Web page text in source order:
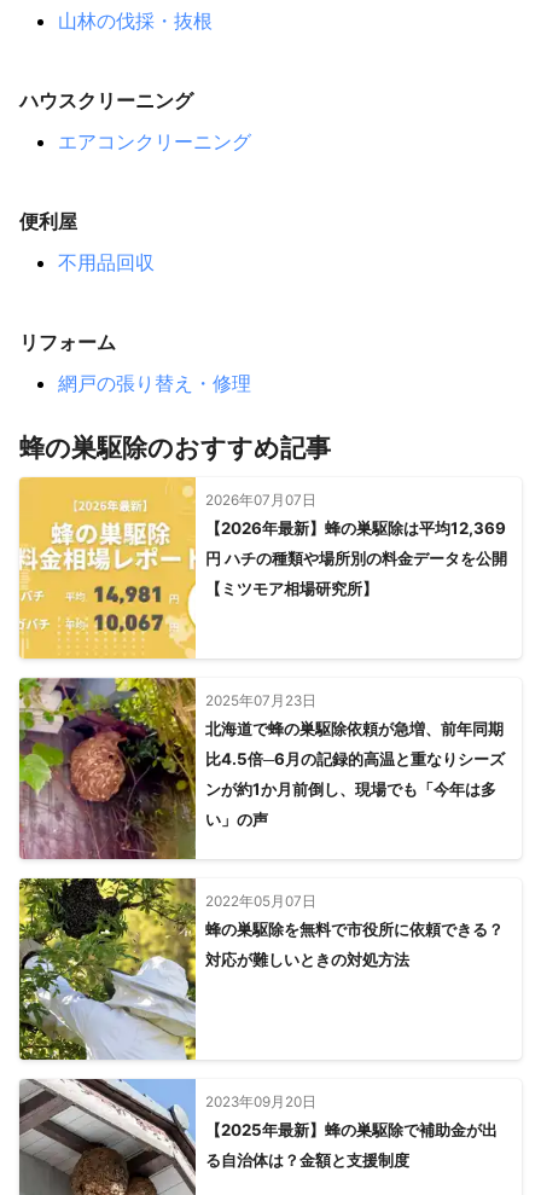
山林の伐採・抜根
ハウスクリーニング
エアコンクリーニング
便利屋
不用品回収
リフォーム
網戸の張り替え・修理
蜂の巣駆除のおすすめ記事
2026年07月07日
【2026年最新】蜂の巣駆除は平均12,369
円 ハチの種類や場所別の料金データを公開
【ミツモア相場研究所】
2025年07月23日
北海道で蜂の巣駆除依頼が急増、前年同期
比4.5倍─6月の記録的高温と重なりシーズ
ンが約1か月前倒し、現場でも「今年は多
い」の声
2022年05月07日
蜂の巣駆除を無料で市役所に依頼できる？
対応が難しいときの対処方法
2023年09月20日
【2025年最新】蜂の巣駆除で補助金が出
る自治体は？金額と支援制度